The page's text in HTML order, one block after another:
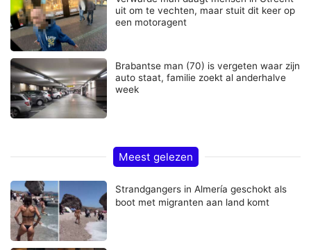
uit om te vechten, maar stuit dit keer op
een motoragent
Brabantse man (70) is vergeten waar zijn
auto staat, familie zoekt al anderhalve
week
Meest gelezen
Strandgangers in Almería geschokt als
boot met migranten aan land komt